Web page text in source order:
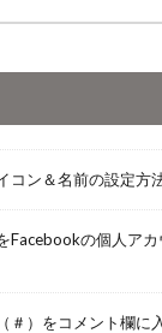
コン＆名前の設定方
Facebookの個人ア
＃）をコメント欄に